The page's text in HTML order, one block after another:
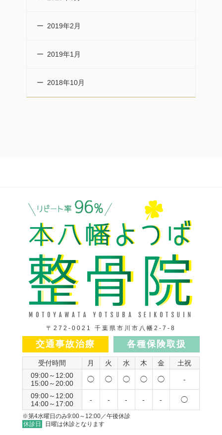
2019年2月
2019年1月
2018年10月
〒272-0021 千葉県市川市八幡2-7-8
交通事故治療 各種保険取扱
受付時間 月 火 水 木 金
土祝
09:00～12:00
15:00～20:00
◯ ◯ ◯ ◯ ◯ -
09:00～12:00
14:00～17:00
- - - - - ◯
※第4水曜日のみ9:00～12:00／午後休診
休診日
日曜は休診となります